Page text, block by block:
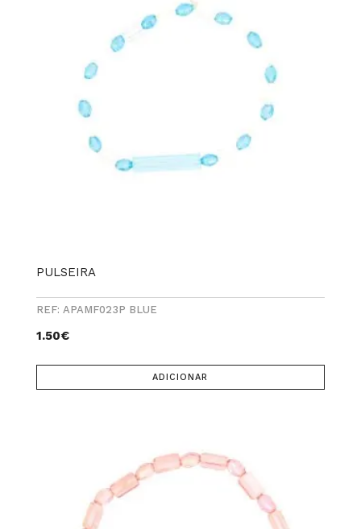
PULSEIRA
1.50€
ADICIONAR
REF: APAMF023P BLUE